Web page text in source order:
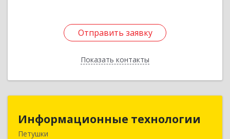
Отправить заявку
Показать контакты
Отправить заявку
Назад
Информационные технологии
Петушки
Информационные технологии